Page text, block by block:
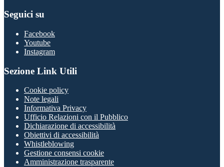
Seguici su
Facebook
Youtube
Instagram
Sezione Link Utili
Cookie policy
Note legali
Informativa Privacy
Ufficio Relazioni con il Pubblico
Dichiarazione di accessibilità
Obiettivi di accessibilità
Whistleblowing
Gestione consensi cookie
Amministrazione trasparente